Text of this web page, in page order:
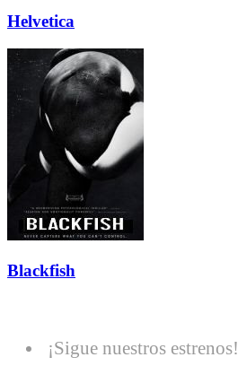
Helvetica
Blackfish
¡Sigue nuestros estrenos!